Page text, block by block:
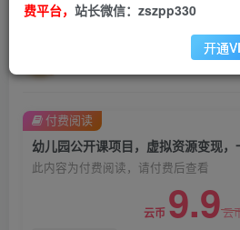
日变现300
幼儿园公开课项目，虚拟资源变现
此内容为付费阅读，请付费后查看
云币 9.9云
付费阅读
费平台， 站长微信：zszpp330
开通